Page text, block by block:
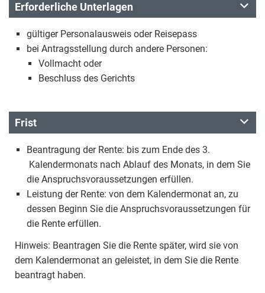
Erforderliche Unterlagen
gültiger Personalausweis oder Reisepass
bei Antragsstellung durch andere Personen:
Vollmacht oder
Beschluss des Gerichts
Frist
Beantragung der Rente: bis zum Ende des 3.
Kalendermonats nach Ablauf des Monats, in dem Sie
die Anspruchsvoraussetzungen erfüllen.
Leistung der Rente: von dem Kalendermonat an, zu
dessen Beginn Sie die Anspruchsvoraussetzungen für
die Rente erfüllen.
Hinweis: Beantragen Sie die Rente später, wird sie von
dem Kalendermonat an geleistet, in dem Sie die Rente
beantragt haben.